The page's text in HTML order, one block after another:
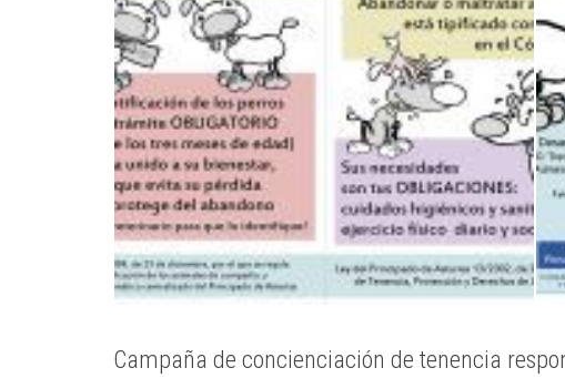
Campaña de concienciación de tenencia